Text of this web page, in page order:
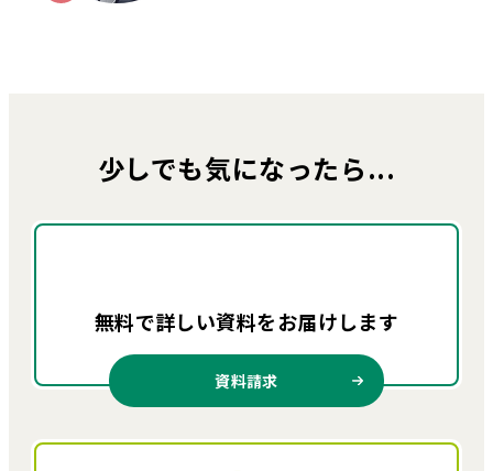
少しでも気になったら...
無料で詳しい資料をお届けします
資料請求